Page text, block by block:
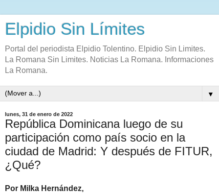
Elpidio Sin Límites
Portal del periodista Elpidio Tolentino. Elpidio Sin Limites.
La Romana Sin Limites. Noticias La Romana. Informaciones
La Romana.
▼
lunes, 31 de enero de 2022
República Dominicana luego de su
participación como país socio en la
ciudad de Madrid: Y después de FITUR,
¿Qué?
Por Milka Hernández,